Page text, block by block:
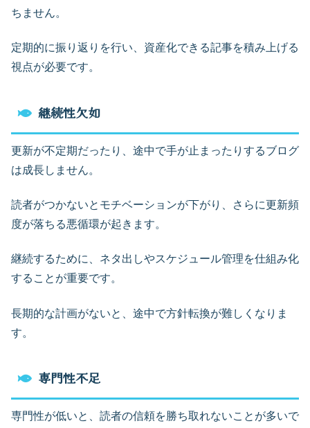
ちません。
定期的に振り返りを行い、資産化できる記事を積み上げる
視点が必要です。
継続性欠如
更新が不定期だったり、途中で手が止まったりするブログ
は成長しません。
読者がつかないとモチベーションが下がり、さらに更新頻
度が落ちる悪循環が起きます。
継続するために、ネタ出しやスケジュール管理を仕組み化
することが重要です。
長期的な計画がないと、途中で方針転換が難しくなりま
す。
専門性不足
専門性が低いと、読者の信頼を勝ち取れないことが多いで